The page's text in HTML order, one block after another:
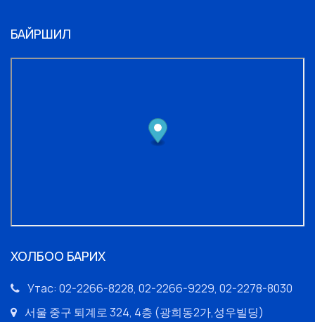
БАЙРШИЛ
ХОЛБОО БАРИХ
Утас: 02-2266-8228, 02-2266-9229, 02-2278-8030
서울 중구 퇴계로 324, 4층 (광희동2가,성우빌딩)